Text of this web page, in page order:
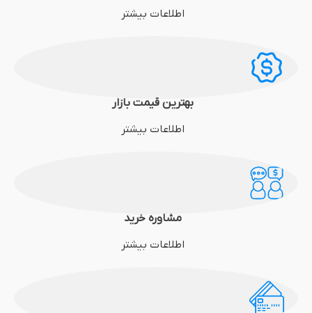
اطلاعات بیشتر
بهترین قیمت بازار
اطلاعات بیشتر
مشاوره خرید
اطلاعات بیشتر